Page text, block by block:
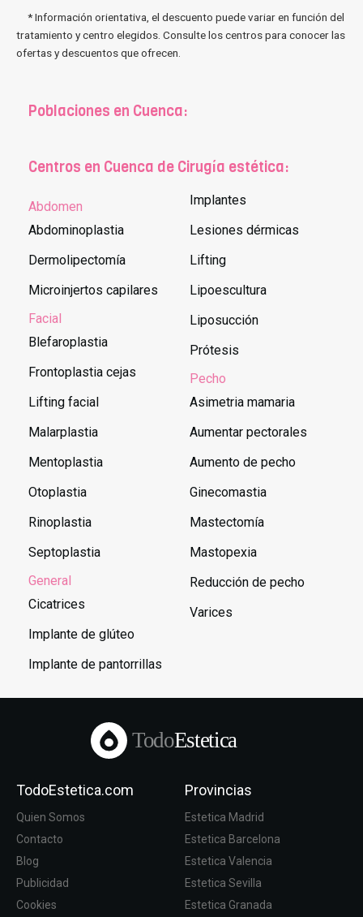
* Información orientativa, el descuento puede variar en función del
tratamiento y centro elegidos. Consulte los centros para conocer las
ofertas y descuentos que ofrecen.
Poblaciones en Cuenca:
Centros en Cuenca de Cirugía estética:
Abdomen
Abdominoplastia
Dermolipectomía
Microinjertos capilares
Facial
Blefaroplastia
Frontoplastia cejas
Lifting facial
Malarplastia
Mentoplastia
Otoplastia
Rinoplastia
Septoplastia
General
Cicatrices
Implante de glúteo
Implante de pantorrillas
Implantes
Lesiones dérmicas
Lifting
Lipoescultura
Liposucción
Prótesis
Pecho
Asimetria mamaria
Aumentar pectorales
Aumento de pecho
Ginecomastia
Mastectomía
Mastopexia
Reducción de pecho
Varices
TodoEstetica
TodoEstetica.com
Quien Somos
Contacto
Blog
Publicidad
Cookies
Provincias
Estetica Madrid
Estetica Barcelona
Estetica Valencia
Estetica Sevilla
Estetica Granada